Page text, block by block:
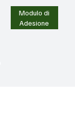
Modulo di
Adesione